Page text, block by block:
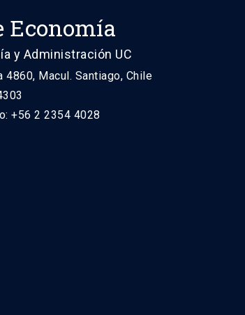
y Administración UC
4860, Macul. Santiago, Chile
+56 2 2354 4028